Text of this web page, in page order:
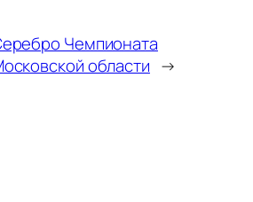
Чемпионата
области →